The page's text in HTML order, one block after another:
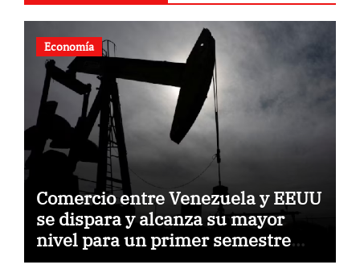
Economía
Comercio entre Venezuela y EEUU
se dispara y alcanza su mayor
nivel para un primer semestre
desde 2015